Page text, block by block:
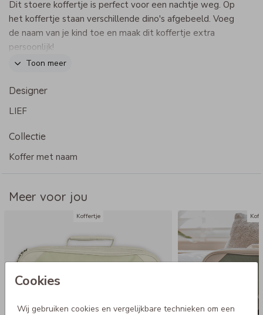
Cookies
Wij gebruiken cookies en vergelijkbare technieken om een
Dit stoere koffertje is perfect voor een nachtje weg. Op
het koffertje staan verschillende dino's afgebeeld. Voeg
de naam van je kind toe en maak dit koffertje extra
persoonlijk!
Dit product maakt onderdeel uit van
Specificaties kinderkoffertje:
- Afmeting: 38 x 27 x 11 cm
- Materiaal: stevig canvas, waterafstotend
onderkant
Toon meer
Designer
LIEF
Collectie
Koffer met naam
Meer voor jou
Koffertje